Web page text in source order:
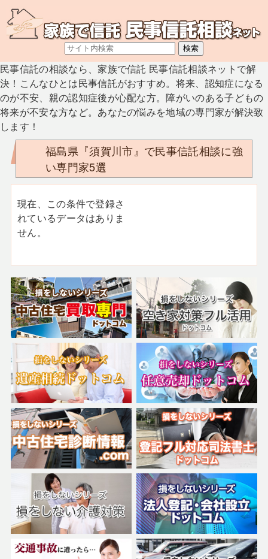
民事信託の相談なら、家族で信託 民事信託相談ネットで解
決！こんなひとは民事信託がおすすめ。将来、認知症になる
のが不安、親の認知症後が心配な方。障がいのある子どもの
将来が不安な方など。あなたの悩みを地域の専門家が解決致
します！
福島県『須賀川市』で民事信託相談に強
い専門家5選
現在、この条件で登録さ
れているデータはありま
せん。